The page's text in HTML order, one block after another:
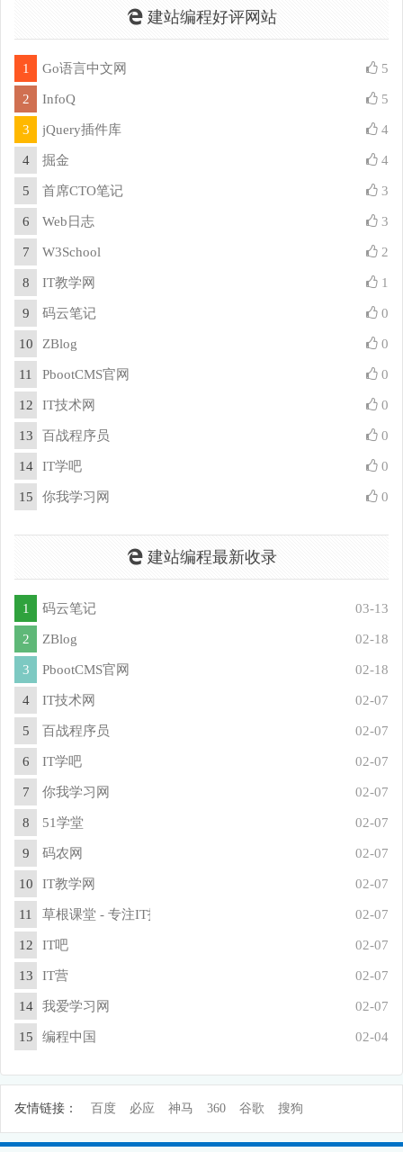
建站编程好评网站
1 Go语言中文网 5
2 InfoQ 5
3 jQuery插件库 4
4 掘金 4
5 首席CTO笔记 3
6 Web日志 3
7 W3School 2
8 IT教学网 1
9 码云笔记 0
10 ZBlog 0
11 PbootCMS官网 0
12 IT技术网 0
13 百战程序员 0
14 IT学吧 0
15 你我学习网 0
建站编程最新收录
1 码云笔记 03-13
2 ZBlog 02-18
3 PbootCMS官网 02-18
4 IT技术网 02-07
5 百战程序员 02-07
6 IT学吧 02-07
7 你我学习网 02-07
8 51学堂 02-07
9 码农网 02-07
10 IT教学网 02-07
11 草根课堂 - 专注IT技术网络安全教程分享 02-07
12 IT吧 02-07
13 IT营 02-07
14 我爱学习网 02-07
15 编程中国 02-04
友情链接： 百度 必应 神马 360 谷歌 搜狗